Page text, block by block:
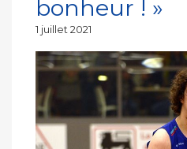
bonheur ! »
Publié
1 juillet 2021